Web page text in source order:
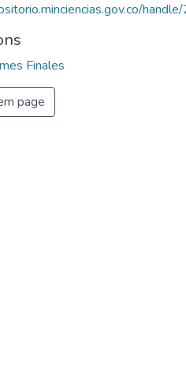
Finales
page